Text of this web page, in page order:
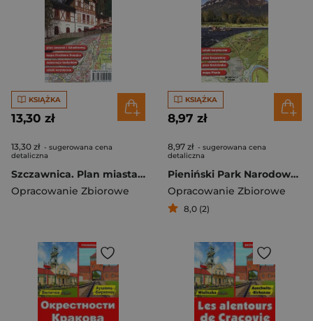
KSIĄŻKA
13,30 zł
13,30 zł - sugerowana cena
detaliczna
Szczawnica. Plan miasta 1:7000 i Pieniny. Mapa turystyczna 1:70 000. Wodoodporna wyd. 3
Opracowanie Zbiorowe
KSIĄŻKA
8,97 zł
8,97 zł - sugerowana cena
detaliczna
Pieniński Park Narodowy. Mapa turystyczna 1:20 000 wyd. 3
Opracowanie Zbiorowe
8,0 (2)